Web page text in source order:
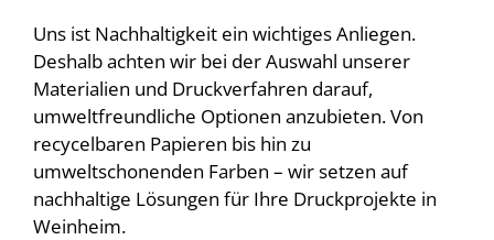
Uns ist Nachhaltigkeit ein wichtiges Anliegen.
Deshalb achten wir bei der Auswahl unserer
Materialien und Druckverfahren darauf,
umweltfreundliche Optionen anzubieten. Von
recycelbaren Papieren bis hin zu
umweltschonenden Farben – wir setzen auf
nachhaltige Lösungen für Ihre Druckprojekte in
Weinheim.